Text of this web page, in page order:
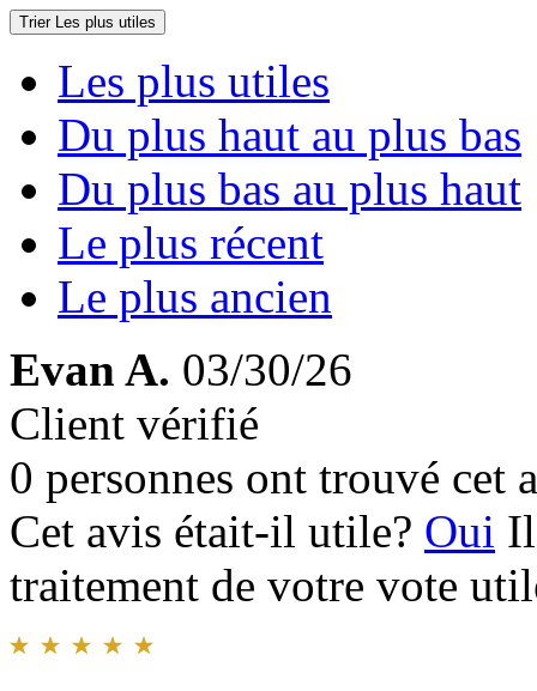
Trier Les plus utiles
Les plus utiles
Du plus haut au plus bas
Du plus bas au plus haut
Le plus récent
Le plus ancien
Evan A. 03/30/26
Client vérifié
0 personnes ont trouvé cet
Cet avis était-il utile? Oui
traitement de votre vote